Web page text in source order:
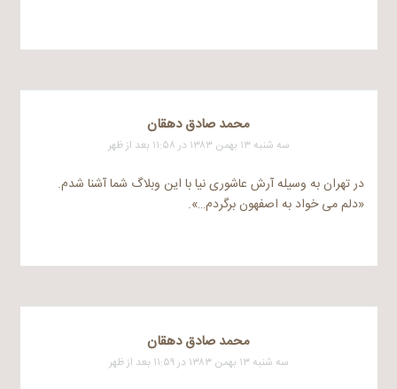
محمد صادق دهقان
سه شنبه ۱۳ بهمن ۱۳۸۳ در ۱۱:۵۸ بعد از ظهر
در تهران به وسیله آرش عاشوری نیا با این وبلاگ شما آشنا شدم.
«دلم می خواد به اصفهون برگردم…».
محمد صادق دهقان
سه شنبه ۱۳ بهمن ۱۳۸۳ در ۱۱:۵۹ بعد از ظهر